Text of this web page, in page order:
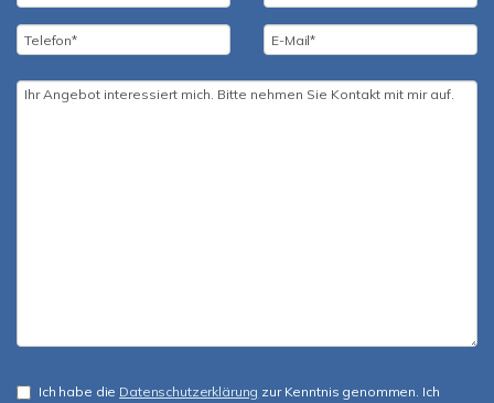
Ich habe die Datenschutzerklärung zur Kenntnis genommen. Ich